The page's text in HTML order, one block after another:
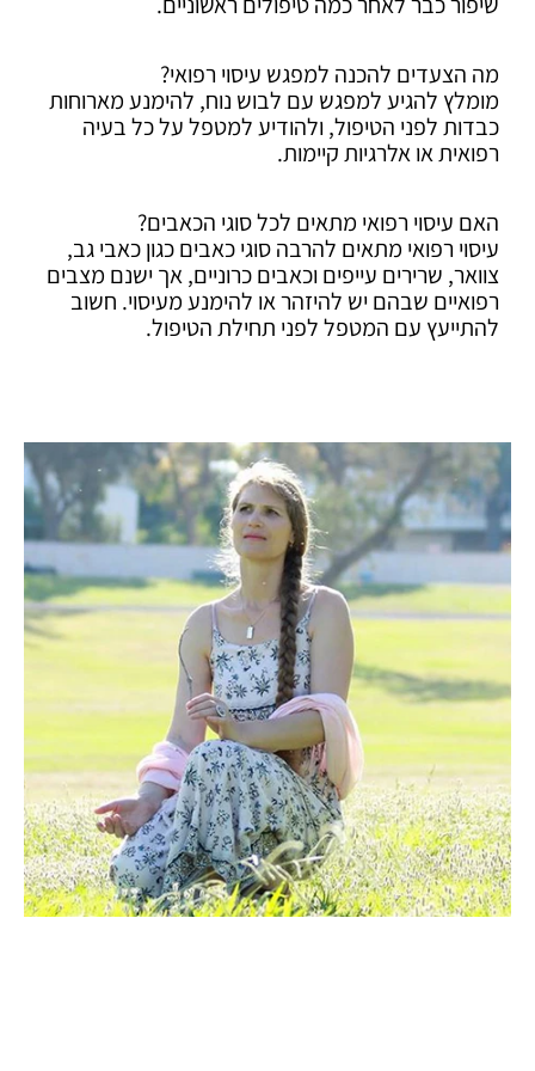
מה הצעדים להכנה למפגש עיסוי רפואי?
מומלץ להגיע למפגש עם לבוש נוח, להימנע מארוחות
כבדות לפני הטיפול, ולהודיע למטפל על כל בעיה
רפואית או אלרגיות קיימות.
האם עיסוי רפואי מתאים לכל סוגי הכאבים?
עיסוי רפואי מתאים להרבה סוגי כאבים כגון כאבי גב,
צוואר, שרירים עייפים וכאבים כרוניים, אך ישנם מצבים
רפואיים שבהם יש להיזהר או להימנע מעיסוי. חשוב
להתייעץ עם המטפל לפני תחילת הטיפול.